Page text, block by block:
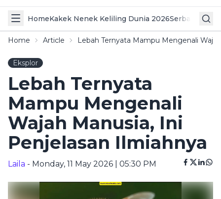
HomeKakek Nenek Keliling Dunia 2026Serba Serbi
Home Article Lebah Ternyata Mampu Mengenali
Eksplor
Lebah Ternyata
Mampu Mengenali
Wajah Manusia, Ini
Penjelasan Ilmiahnya
Laila - Monday, 11 May 2026 | 05:30 PM